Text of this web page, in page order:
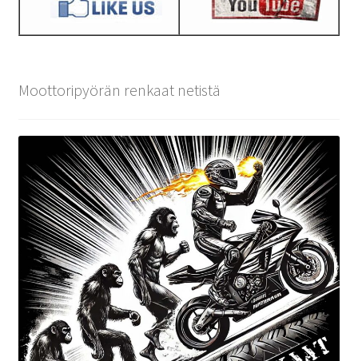
Moottoripyörän renkaat netistä